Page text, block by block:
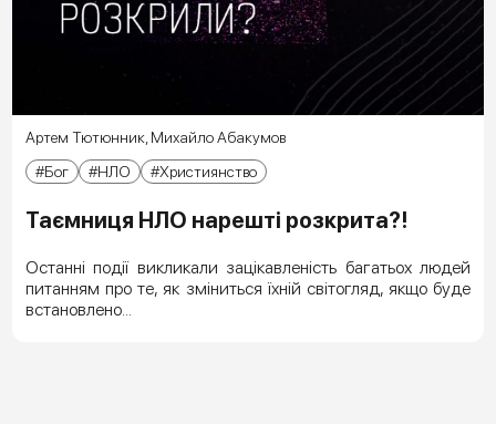
Артем Тютюнник Михайло Абакумов
Бог
НЛО Християнство
Таємниця НЛО нарешті розкрита?!
Останні події викликали зацікавленість багатьох людей
питанням про те, як зміниться їхній світогляд, якщо буде
встановлено...